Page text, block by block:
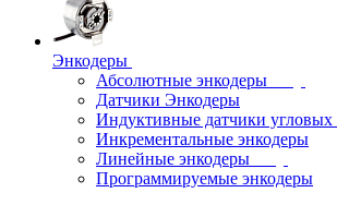
Энкодеры
Абсолютные энкодеры
Датчики Энкодеры
Индуктивные датчики
Инкрементальные энкодеры
Линейные энкодеры
Программируемые энкодеры